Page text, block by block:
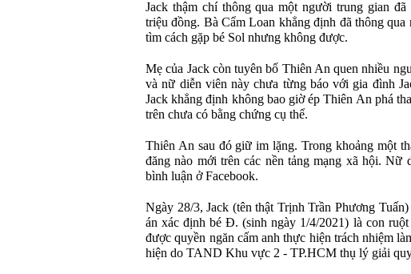
Jack thậm chí thông qua một người trung gian
triệu đồng. Bà Cẩm Loan khẳng định đã thông qua
tìm cách gặp bé Sol nhưng không được.
Mẹ của Jack còn tuyên bố Thiên An quen nhiều
và nữ diễn viên này chưa từng báo với gia đình
Jack khẳng định không bao giờ ép Thiên An phá
trên chưa có bằng chứng cụ thể.
Thiên An sau đó giữ im lặng. Trong khoảng một
đăng nào mới trên các nền tảng mạng xã hội. Nữ
bình luận ở Facebook.
Ngày 28/3, Jack (tên thật Trịnh Trần Phương
án xác định bé Đ. (sinh ngày 1/4/2021) là con
được quyền ngăn cấm anh thực hiện trách nhiệm
hiện do TAND Khu vực 2 - TP.HCM thụ lý giải